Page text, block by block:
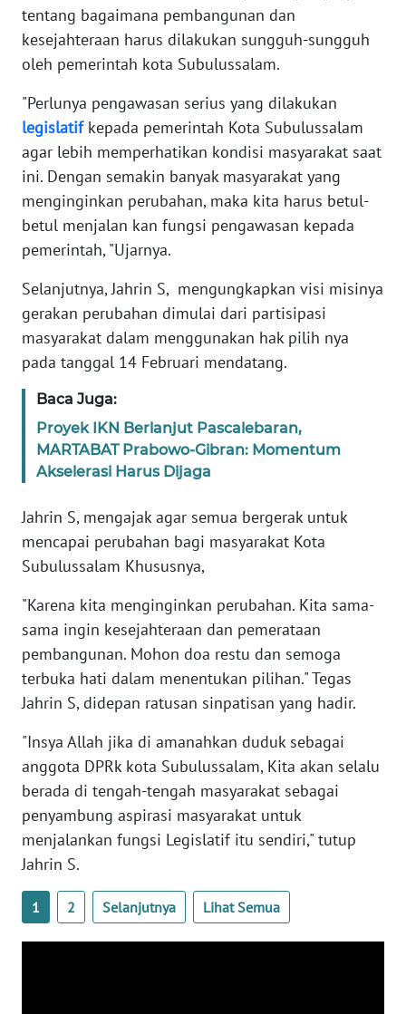
tentang bagaimana pembangunan dan
kesejahteraan harus dilakukan sungguh-sungguh
oleh pemerintah kota Subulussalam.
"Perlunya pengawasan serius yang dilakukan
legislatifkepada pemerintah Kota Subulussalam
agar lebih memperhatikan kondisi masyarakat saat
ini. Dengan semakin banyak masyarakat yang
menginginkan perubahan, maka kita harus betul-
betul menjalan kan fungsi pengawasan kepada
pemerintah, "Ujarnya.
Selanjutnya, Jahrin S, mengungkapkan visi misinya
gerakan perubahan dimulai dari partisipasi
masyarakat dalam menggunakan hak pilih nya
pada tanggal 14 Februari mendatang.
Baca Juga:
Proyek IKN Berlanjut Pascalebaran,
MARTABAT Prabowo-Gibran: Momentum
Akselerasi Harus Dijaga
Jahrin S, mengajak agar semua bergerak untuk
mencapai perubahan bagi masyarakat Kota
Subulussalam Khususnya,
"Karena kita menginginkan perubahan. Kita sama-
sama ingin kesejahteraan dan pemerataan
pembangunan. Mohon doa restu dan semoga
terbuka hati dalam menentukan pilihan." Tegas
Jahrin S, didepan ratusan sinpatisan yang hadir.
"Insya Allah jika di amanahkan duduk sebagai
anggota DPRk kota Subulussalam, Kita akan selalu
berada di tengah-tengah masyarakat sebagai
penyambung aspirasi masyarakat untuk
menjalankan fungsi Legislatif itu sendiri," tutup
Jahrin S.
1 2 Selanjutnya Lihat Semua
NTT
WN
WN
PAPUA
WN
PAPUA
BARAT
WN
RIAU
WN
SERAMBI
JAMBI
WN
NTB
SULTENG
WN
SULBAR
WN
BABEL
WN
SUMBAR
SUMSEL